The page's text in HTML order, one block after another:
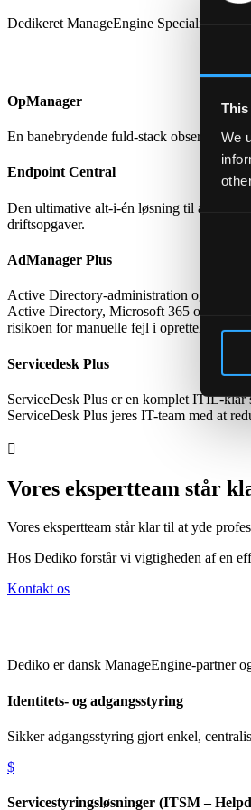
We
Dedikeret ManageEngine Specialist
OpManager
En banebrydende fuld-stack
Endpoint Central
Den ultimative alt-i-én løsning til
driftsopgaver.
AdManager Plus
Active Directory-administration og -
Active Directory, Microsoft 365 og
risikoen for manuelle fejl i oprettelsen.
Servicedesk Plus
ServiceDesk Plus er en komplet ITIL-klar
ServiceDesk Plus jeres IT-team med at

Vores ekspertteam står
Vores ekspertteam står klar til at yde
Hos Dediko forstår vi vigtigheden af en
Kontakt os
Dediko er dansk ManageEngine-partner
Identitets- og adgangsstyring
Sikker adgangsstyring gjort enkel,
$
Servicestyringsløsninger (ITSM –